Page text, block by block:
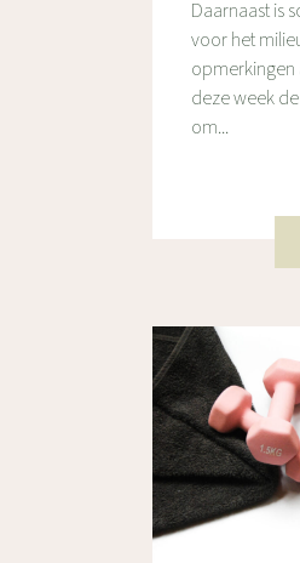
Daarnaast is
voor het
opmerkingen
deze week
om...